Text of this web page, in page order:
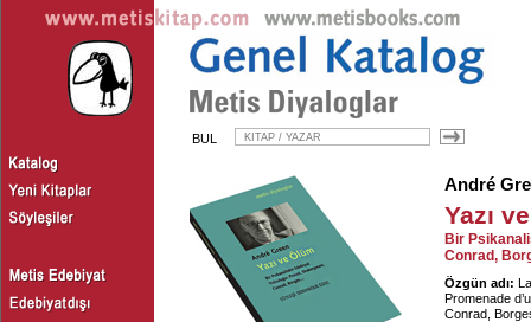
BUL
André
Yazı
Bir
Conrad,
Özgün adı:
Promenade
Conrad,